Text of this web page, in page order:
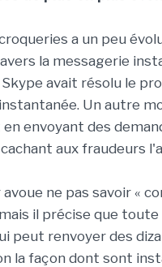
a un peu
la messagerie
avait résolu le
Un autre
envoyant des
aux fraudeurs
avoue ne pas savoir «
il précise que
peut renvoyer des
la façon dont sont